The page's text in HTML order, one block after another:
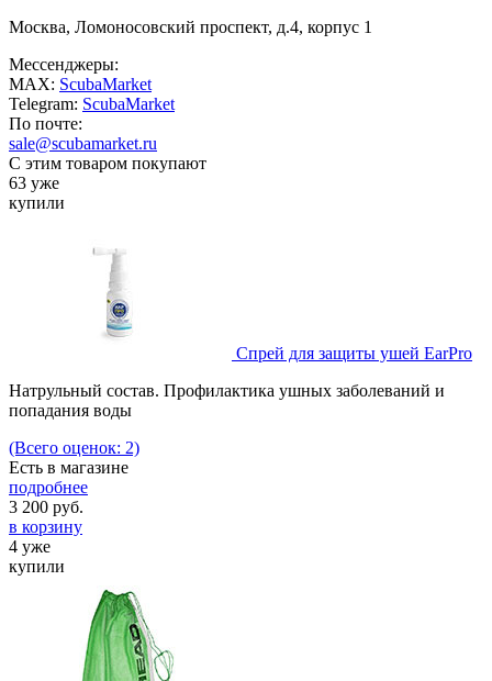
Москва, Ломоносовский проспект, д.4, корпус 1
Мессенджеры:
MAX: ScubaMarket
Telegram: ScubaMarket
По почте:
sale@scubamarket.ru
С этим товаром покупают
63 уже
купили
Спрей для защиты ушей EarPro
Натрульный состав. Профилактика ушных заболеваний и
попадания воды
(Всего оценок: 2)
Есть в магазине
подробнее
3 200 руб.
в корзину
4 уже
купили